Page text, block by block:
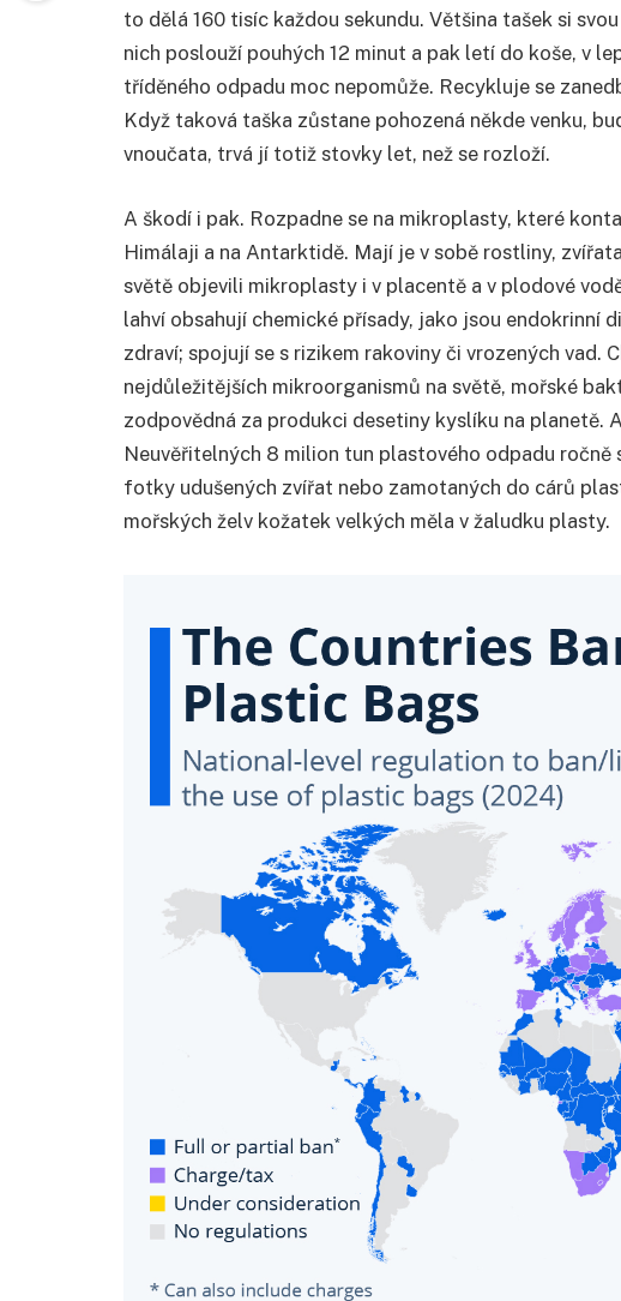
to dělá 160 tisíc každou sekundu. Většina tašek si
nich poslouží pouhých 12 minut a pak letí do koše, v
tříděného odpadu moc nepomůže. Recykluje se
Když taková taška zůstane pohozená někde venku,
vnoučata, trvá jí totiž stovky let, než se rozloží.
A škodí i pak. Rozpadne se na mikroplasty, které
Himálaji a na Antarktidě. Mají je v sobě rostliny,
světě objevili mikroplasty i v placentě a v plodové
lahví obsahují chemické přísady, jako jsou endokrinní
zdraví; spojují se s rizikem rakoviny či vrozených vad.
nejdůležitějších mikroorganismů na světě, mořské
zodpovědná za produkci desetiny kyslíku na planetě.
Neuvěřitelných 8 milion tun plastového odpadu ročně
fotky udušených zvířat nebo zamotaných do cárů
mořských želv kožatek velkých měla v žaludku plasty.